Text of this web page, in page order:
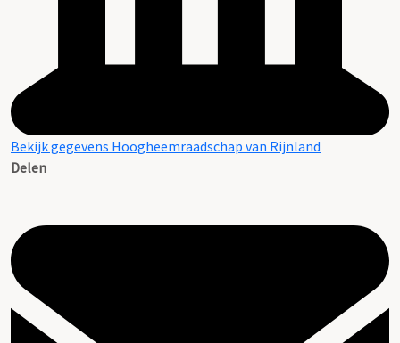
Bekijk gegevens Hoogheemraadschap van Rijnland
Delen